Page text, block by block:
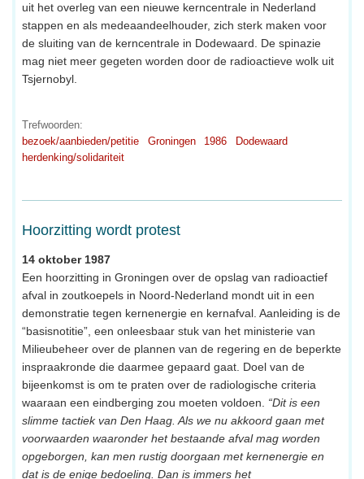
uit het overleg van een nieuwe kerncentrale in Nederland
stappen en als medeaandeelhouder, zich sterk maken voor
de sluiting van de kerncentrale in Dodewaard. De spinazie
mag niet meer gegeten worden door de radioactieve wolk uit
Tsjernobyl.
Trefwoorden:
bezoek/aanbieden/petitie
Groningen 1986
Dodewaard
herdenking/solidariteit
Hoorzitting wordt protest
14 oktober 1987
Een hoorzitting in Groningen over de opslag van radioactief
afval in zoutkoepels in Noord-Nederland mondt uit in een
demonstratie tegen kernenergie en kernafval. Aanleiding is de
“basisnotitie”, een onleesbaar stuk van het ministerie van
Milieubeheer over de plannen van de regering en de beperkte
inspraakronde die daarmee gepaard gaat. Doel van de
bijeenkomst is om te praten over de radiologische criteria
waaraan een eindberging zou moeten voldoen. “Dit is een
slimme tactiek van Den Haag. Als we nu akkoord gaan met
voorwaarden waaronder het bestaande afval mag worden
opgeborgen, kan men rustig doorgaan met kernenergie en
dat is de enige bedoeling. Dan is immers het